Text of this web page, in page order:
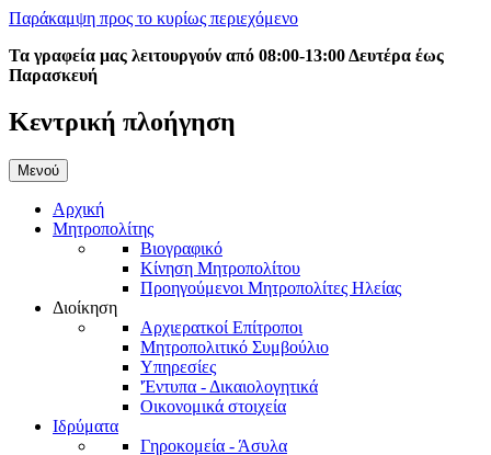
Παράκαμψη προς το κυρίως περιεχόμενο
Τα γραφεία μας λειτουργούν από 08:00-13:00 Δευτέρα έως
Παρασκευή
Κεντρική πλοήγηση
Μενού
Αρχική
Μητροπολίτης
Βιογραφικό
Κίνηση Μητροπολίτου
Προηγούμενοι Μητροπολίτες Ηλείας
Διοίκηση
Αρχιερατκοί Επίτροποι
Μητροπολιτικό Συμβούλιο
Υπηρεσίες
'Έντυπα - Δικαιολογητικά
Οικονομικά στοιχεία
Ιδρύματα
Γηροκομεία - Άσυλα